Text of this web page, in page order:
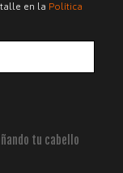
tu cabello
en la Política